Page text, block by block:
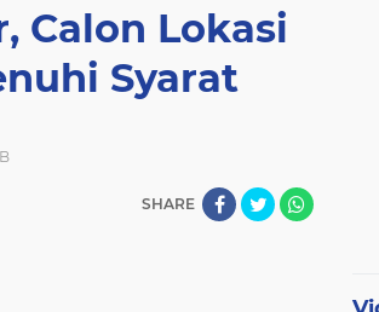
Calon Lokasi
Syarat
SHARE